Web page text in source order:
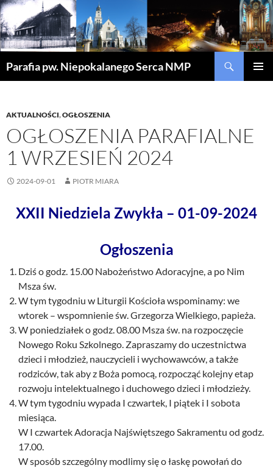
Parafia pw. Niepokalanego Serca NMP
AKTUALNOŚCI,OGŁOSZENIA
OGŁOSZENIA PARAFIALNE
1 WRZESIEŃ 2024
2024-09-01 PIOTR MIARA
XXII Niedziela Zwykła – 01-09-2024
Ogłoszenia
Dziś o godz. 15.00 Nabożeństwo Adoracyjne, a po Nim
Msza św.
W tym tygodniu w Liturgii Kościoła wspominamy: we
wtorek – wspomnienie św. Grzegorza Wielkiego, papieża.
W poniedziałek o godz. 08.00 Msza św. na rozpoczęcie
Nowego Roku Szkolnego. Zapraszamy do uczestnictwa
dzieci i młodzież, nauczycieli i wychowawców, a także
rodziców, tak aby z Boża pomocą, rozpocząć kolejny etap
rozwoju intelektualnego i duchowego dzieci i młodzieży.
W tym tygodniu wypada I czwartek, I piątek i I sobota
miesiąca.
W I czwartek Adoracja Najświętszego Sakramentu od godz.
17.00.
W sposób szczególny modlimy się o łaskę powołań do